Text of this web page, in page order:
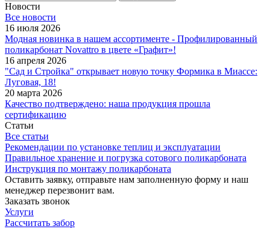
Новости
Все новости
16 июля 2026
Модная новинка в нашем ассортименте - Профилированный
поликарбонат Novattro в цвете «Графит»!
16 апреля 2026
"Сад и Стройка" открывает новую точку Формика в Миассе:
Луговая, 18!
20 марта 2026
Качество подтверждено: наша продукция прошла
сертификацию
Статьи
Все статьи
Рекомендации по установке теплиц и эксплуатации
Правильное хранение и погрузка сотового поликарбоната
Инструкция по монтажу поликарбоната
Оставить заявку, отправьте нам заполненную форму и наш
менеджер перезвонит вам.
Заказать звонок
Услуги
Рассчитать забор